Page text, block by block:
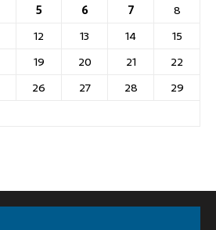
5 6 7
8
12 13 14
15
19 20 21
22
26 27 28
29